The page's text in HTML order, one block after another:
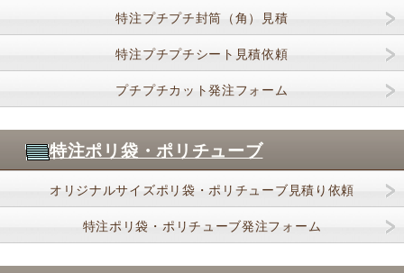
特注プチプチ封筒（角）見積
特注プチプチシート見積依頼
プチプチカット発注フォーム
特注ポリ袋・ポリチューブ
オリジナルサイズポリ袋・ポリチューブ見積り依頼
特注ポリ袋・ポリチューブ発注フォーム